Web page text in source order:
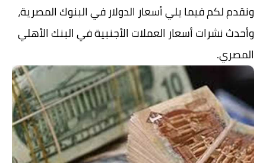
ونقدم لكم فيما يلي أسعار الدولار في البنوك المصرية،
وأحدث نشرات أسعار العملات الأجنبية في البنك الأهلي
المصري.